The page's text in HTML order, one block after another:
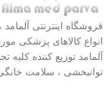
فروشگاه اینترنتی
انواع کالاهای پزشکی
آلمامد توزیع کننده
توانبخشی ، سلامت